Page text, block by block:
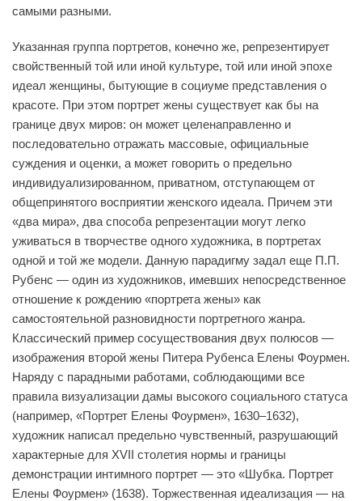
самыми разными.
Указанная группа портретов, конечно же, репрезентирует
свойственный той или иной культуре, той или иной эпохе
идеал женщины, бытующие в социуме представления о
красоте. При этом портрет жены существует как бы на
границе двух миров: он может целенаправленно и
последовательно отражать массовые, официальные
суждения и оценки, а может говорить о предельно
индивидуализированном, приватном, отступающем от
общепринятого восприятии женского идеала. Причем эти
«два мира», два способа репрезентации могут легко
уживаться в творчестве одного художника, в портретах
одной и той же модели. Данную парадигму задал еще П.П.
Рубенс — один из художников, имевших непосредственное
отношение к рождению «портрета жены» как
самостоятельной разновидности портретного жанра.
Классический пример сосуществования двух полюсов —
изображения второй жены Питера Рубенса Елены Фоурмен.
Наряду с парадными работами, соблюдающими все
правила визуализации дамы высокого социального статуса
(например, «Портрет Елены Фоурмен», 1630–1632),
художник написал предельно чувственный, разрушающий
характерные для XVII столетия нормы и границы
демонстрации интимного портрет — это «Шубка. Портрет
Елены Фоурмен» (1638). Торжественная идеализация — на